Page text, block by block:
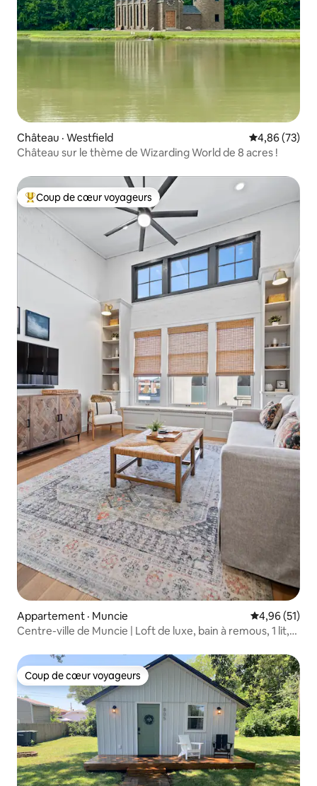
Château · Westfield Note
4,86 (73)
Château sur le thème de Wizarding World de 8 acres !
Coup de cœur voyageurs parmi les plus aimés
Coup de cœur voyageurs
Appartement · Muncie Note
4,96 (51)
Centre-ville de Muncie | Loft de luxe, bain à remous, 1 lit,
Coup de cœur voyageurs
Coup de cœur voyageurs